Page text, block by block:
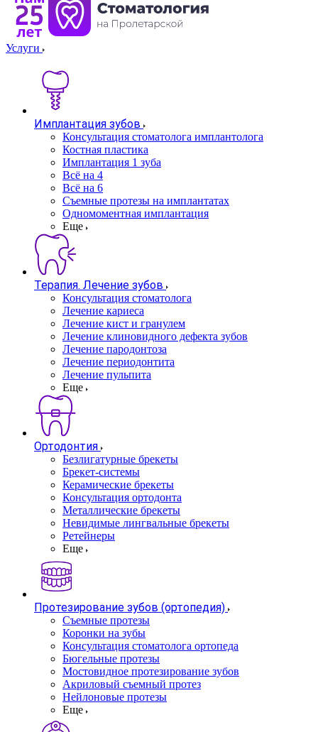
Услуги
Имплантация зубов
Консультация стоматолога имплантолога
Костная пластика
Имплантация 1 зуба
Всё на 4
Всё на 6
Съемные протезы на имплантатах
Одномоментная имплантация
Еще
Терапия. Лечение зубов
Консультация стоматолога
Лечение кариеса
Лечение кист и гранулем
Лечение клиновидного дефекта зубов
Лечение пародонтоза
Лечение периодонтита
Лечение пульпита
Еще
Ортодонтия
Безлигатурные брекеты
Брекет-системы
Керамические брекеты
Консультация ортодонта
Металлические брекеты
Невидимые лингвальные брекеты
Ретейнеры
Еще
Протезирование зубов (ортопедия)
Съемные протезы
Коронки на зубы
Консультация стоматолога ортопеда
Бюгельные протезы
Мостовидное протезирование зубов
Акриловый съемный протез
Нейлоновые протезы
Еще